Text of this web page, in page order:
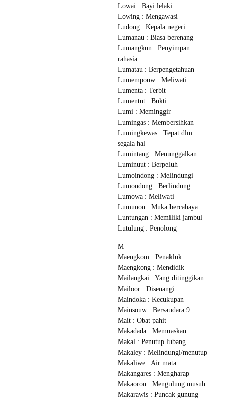
Lowai : Bayi lelaki
Lowing : Mengawasi
Ludong : Kepala negeri
Lumanau : Biasa berenang
Lumangkun : Penyimpan
rahasia
Lumatau : Berpengetahuan
Lumempouw : Meliwati
Lumenta : Terbit
Lumentut : Bukti
Lumi : Meminggir
Lumingas : Membersihkan
Lumingkewas : Tepat dlm
segala hal
Lumintang : Menunggalkan
Luminuut : Berpeluh
Lumoindong : Melindungi
Lumondong : Berlindung
Lumowa : Meliwati
Lumunon : Muka bercahaya
Luntungan : Memiliki jambul
Lutulung : Penolong
M
Maengkom : Penakluk
Maengkong : Mendidik
Mailangkai : Yang ditinggikan
Mailoor : Disenangi
Maindoka : Kecukupan
Mainsouw : Bersaudara 9
Mait : Obat pahit
Makadada : Memuaskan
Makal : Penutup lubang
Makaley : Melindungi/menutup
Makaliwe : Air mata
Makangares : Mengharap
Makaoron : Mengulung musuh
Makarawis : Puncak gunung